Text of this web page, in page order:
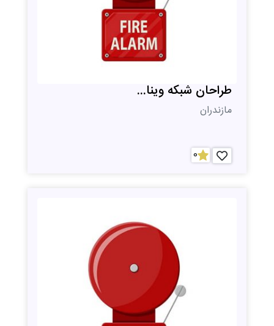
طراحان شبکه وینا...
مازندران
0